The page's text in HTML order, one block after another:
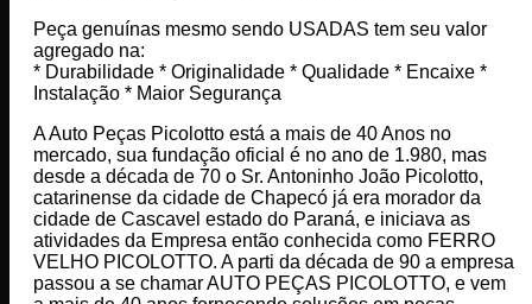
Peça genuínas mesmo sendo USADAS tem seu valor
agregado na:
* Durabilidade * Originalidade * Qualidade * Encaixe *
Instalação * Maior Segurança
A Auto Peças Picolotto está a mais de 40 Anos no
mercado, sua fundação oficial é no ano de 1.980, mas
desde a década de 70 o Sr. Antoninho João Picolotto,
catarinense da cidade de Chapecó já era morador da
cidade de Cascavel estado do Paraná, e iniciava as
atividades da Empresa então conhecida como FERRO
VELHO PICOLOTTO. A parti da década de 90 a empresa
passou a se chamar AUTO PEÇAS PICOLOTTO, e vem